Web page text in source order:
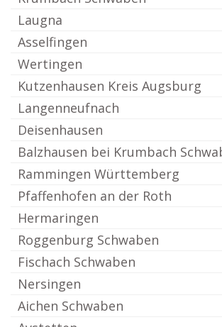
Laugna
Asselfingen
Wertingen
Kutzenhausen Kreis Augsburg
Langenneufnach
Deisenhausen
Balzhausen bei Krumbach
Rammingen Württemberg
Pfaffenhofen an der Roth
Hermaringen
Roggenburg Schwaben
Fischach Schwaben
Nersingen
Aichen Schwaben